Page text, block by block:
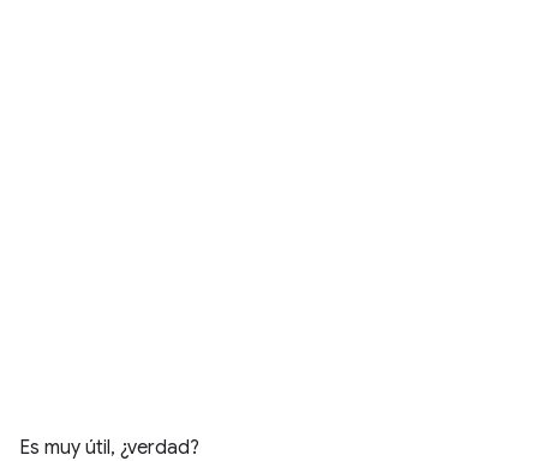
Es muy útil, ¿verdad?